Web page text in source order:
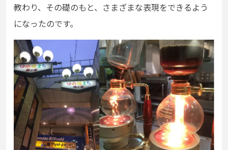
教わり、その礎のもと、さまざまな表現をできるよう
になったのです。